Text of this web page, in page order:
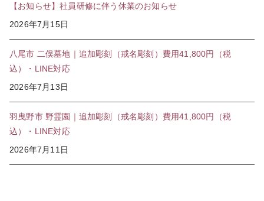
【お知らせ】社員研修に伴う休業のお知らせ
2026年7月15日
八尾市 二俣墓地｜追加彫刻（戒名彫刻）費用41,800円（税
込）・LINE対応
2026年7月13日
羽曳野市 野霊園｜追加彫刻（戒名彫刻）費用41,800円（税
込）・LINE対応
2026年7月11日